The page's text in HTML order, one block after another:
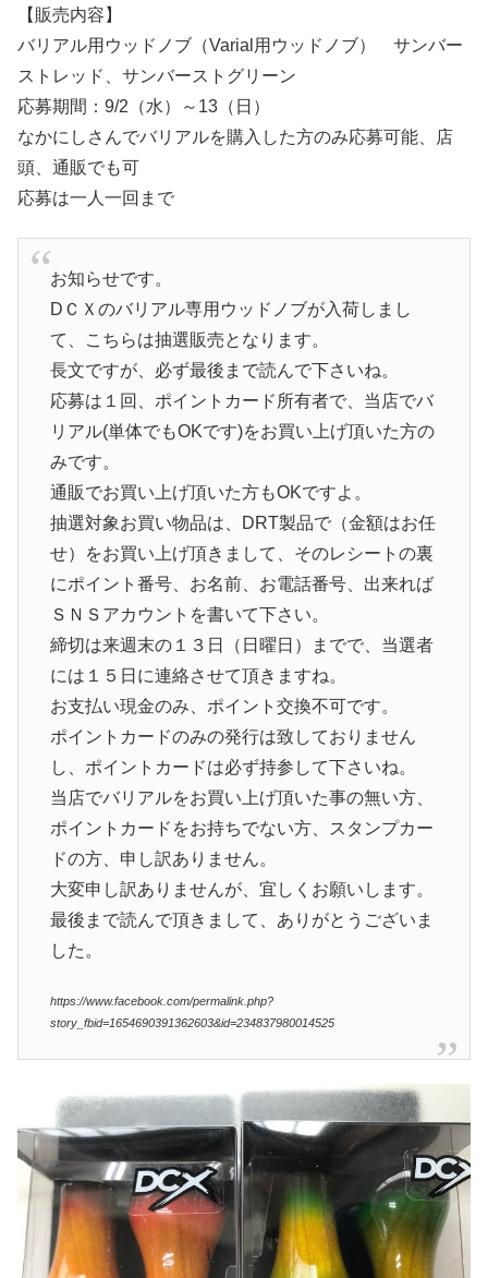
【販売内容】
バリアル用ウッドノブ（Varial用ウッドノブ） サンバー
ストレッド、サンバーストグリーン
応募期間：9/2（水）～13（日）
なかにしさんでバリアルを購入した方のみ応募可能、店
頭、通販でも可
応募は一人一回まで
お知らせです。
DＣＸのバリアル専用ウッドノブが入荷しまし
て、こちらは抽選販売となります。
長文ですが、必ず最後まで読んで下さいね。
応募は１回、ポイントカード所有者で、当店でバ
リアル(単体でもOKです)をお買い上げ頂いた方の
みです。
通販でお買い上げ頂いた方もOKですよ。
抽選対象お買い物品は、DRT製品で（金額はお任
せ）をお買い上げ頂きまして、そのレシートの裏
にポイント番号、お名前、お電話番号、出来れば
ＳＮＳアカウントを書いて下さい。
締切は来週末の１３日（日曜日）までで、当選者
には１５日に連絡させて頂きますね。
お支払い現金のみ、ポイント交換不可です。
ポイントカードのみの発行は致しておりません
し、ポイントカードは必ず持参して下さいね。
当店でバリアルをお買い上げ頂いた事の無い方、
ポイントカードをお持ちでない方、スタンプカー
ドの方、申し訳ありません。
大変申し訳ありませんが、宜しくお願いします。
最後まで読んで頂きまして、ありがとうございま
した。
https://www.facebook.com/permalink.php?
story_fbid=1654690391362603&id=234837980014525